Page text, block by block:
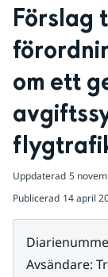
Förslag
om ett
Uppdaterad 5
Publicerad 14 april
Avsändare: